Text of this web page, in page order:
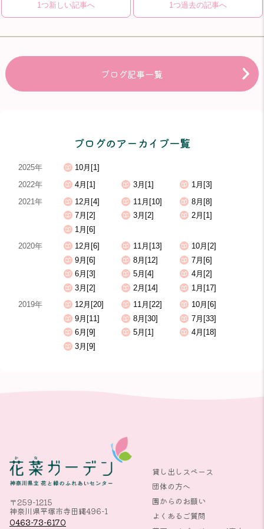
1つ新しい記事へ 1つ過去の記事へ
ブログ記事一覧
ブログのアーカイブ一覧
2025年
10月[1]
2022年
4月[1] 3月[1]
1月[3]
2021年
12月[4] 11月[10]
8月[8]
7月[2]
3月[2]
2月[1]
1月[6]
2020年
12月[6] 11月[13]
10月[2]
9月[6]
8月[12]
7月[6]
6月[3]
5月[4]
4月[2]
3月[2]
2月[14]
1月[17]
2019年
12月[20] 11月[22]
10月[6]
9月[11]
8月[30]
7月[33]
6月[9]
5月[1]
4月[18]
3月[9]
〒259-1215
神奈川県平塚市寺田縄496-1
0463-73-6170
貸し出しスペース
団体の方へ
園からのお願い
よくあるご質問